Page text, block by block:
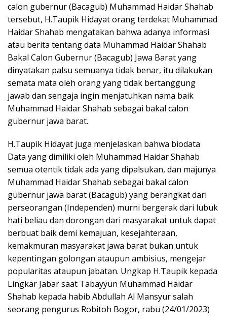
calon gubernur (Bacagub) Muhammad Haidar Shahab
tersebut, H.Taupik Hidayat orang terdekat Muhammad
Haidar Shahab mengatakan bahwa adanya informasi
atau berita tentang data Muhammad Haidar Shahab
Bakal Calon Gubernur (Bacagub) Jawa Barat yang
dinyatakan palsu semuanya tidak benar, itu dilakukan
semata mata oleh orang yang tidak bertanggung
jawab dan sengaja ingin menjatuhkan nama baik
Muhammad Haidar Shahab sebagai bakal calon
gubernur jawa barat.
H.Taupik Hidayat juga menjelaskan bahwa biodata
Data yang dimiliki oleh Muhammad Haidar Shahab
semua otentik tidak ada yang dipalsukan, dan majunya
Muhammad Haidar Shahab sebagai bakal calon
gubernur jawa barat (Bacagub) yang berangkat dari
perseorangan (Independen) murni bergerak dari lubuk
hati beliau dan dorongan dari masyarakat untuk dapat
berbuat baik demi kemajuan, kesejahteraan,
kemakmuran masyarakat jawa barat bukan untuk
kepentingan golongan ataupun ambisius, mengejar
popularitas ataupun jabatan. Ungkap H.Taupik kepada
Lingkar Jabar saat Tabayyun Muhammad Haidar
Shahab kepada habib Abdullah Al Mansyur salah
seorang pengurus Robitoh Bogor, rabu (24/01/2023)